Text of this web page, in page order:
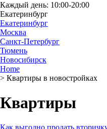
Каждый день: 10:00-20:00
Екатеринбург
Екатеринбург
Москва
Санкт-Петербург
Тюмень
Новосибирск
Home
> Квартиры в новостройках
Квартиры
Как выгодно продать